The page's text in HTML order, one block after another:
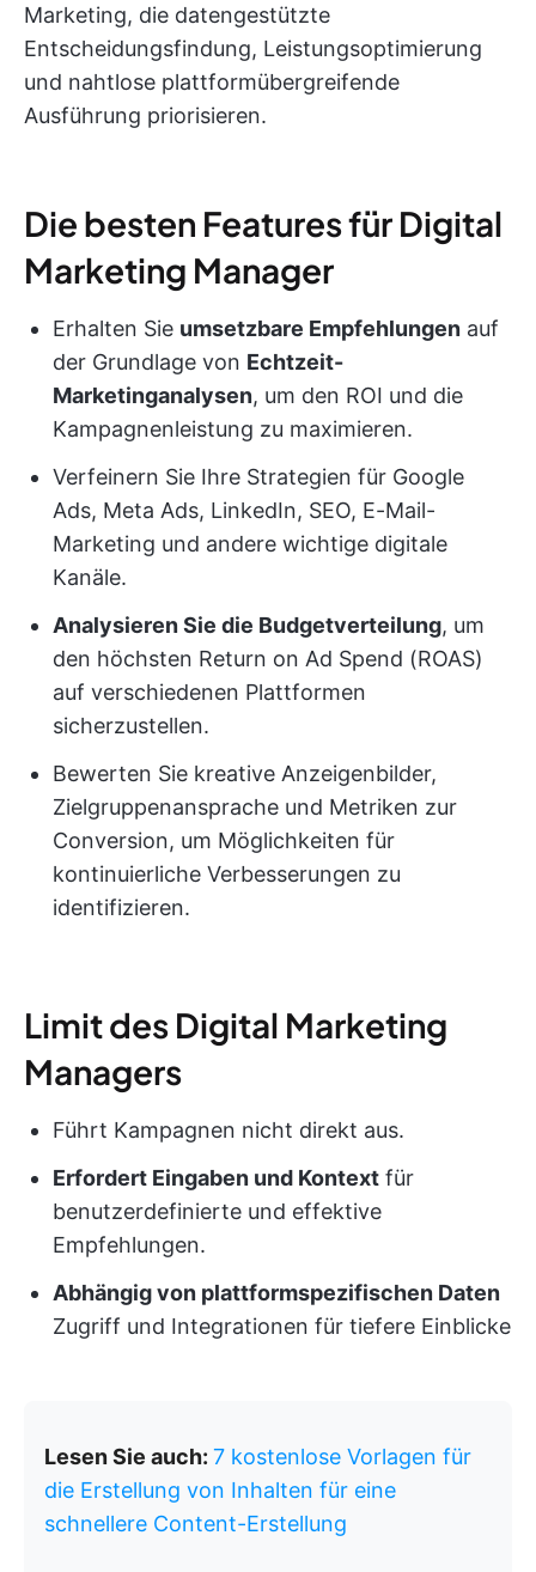
Marketing, die datengestützte
Entscheidungsfindung, Leistungsoptimierung
und nahtlose plattformübergreifende
Ausführung priorisieren.
Die besten Features für Digital
Marketing Manager
Erhalten Sie umsetzbare Empfehlungen auf
der Grundlage von Echtzeit-
Marketinganalysen, um den ROI und die
Kampagnenleistung zu maximieren.
Verfeinern Sie Ihre Strategien für Google
Ads, Meta Ads, LinkedIn, SEO, E-Mail-
Marketing und andere wichtige digitale
Kanäle.
Analysieren Sie die Budgetverteilung, um
den höchsten Return on Ad Spend (ROAS)
auf verschiedenen Plattformen
sicherzustellen.
Bewerten Sie kreative Anzeigenbilder,
Zielgruppenansprache und Metriken zur
Conversion, um Möglichkeiten für
kontinuierliche Verbesserungen zu
identifizieren.
Limit des Digital Marketing
Managers
Führt Kampagnen nicht direkt aus.
Erfordert Eingaben und Kontext für
benutzerdefinierte und effektive
Empfehlungen.
Abhängig von plattformspezifischen Daten
Zugriff und Integrationen für tiefere Einblicke
Lesen Sie auch: 7 kostenlose Vorlagen für
die Erstellung von Inhalten für eine
schnellere Content-Erstellung